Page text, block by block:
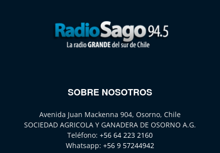
SOBRE NOSOTROS
Avenida Juan Mackenna 904, Osorno, Chile
SOCIEDAD AGRICOLA Y GANADERA DE OSORNO A.G.
Teléfono: +56 64 223 2160
Whatsapp: +56 9 57244942